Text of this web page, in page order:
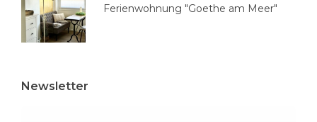
Ferienwohnung "Goethe am Meer"
Newsletter